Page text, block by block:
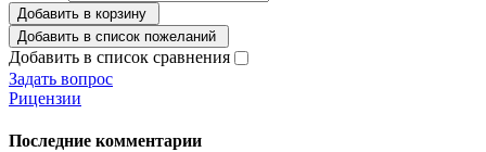
Добавить в корзину
Добавить в список пожеланий
Добавить в список сравнения
Задать вопрос
Рицензии
Последние комментарии